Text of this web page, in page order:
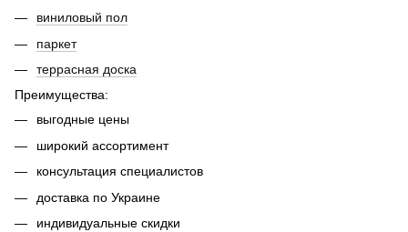
виниловый пол
паркет
террасная доска
Преимущества:
выгодные цены
широкий ассортимент
консультация специалистов
доставка по Украине
индивидуальные скидки